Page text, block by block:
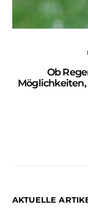
Ob
AKTUELLE